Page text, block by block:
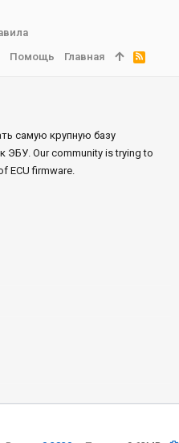
самую крупную базу
ЭБУ. Our community is trying to
ECU firmware.
Помощь Главная
R
S